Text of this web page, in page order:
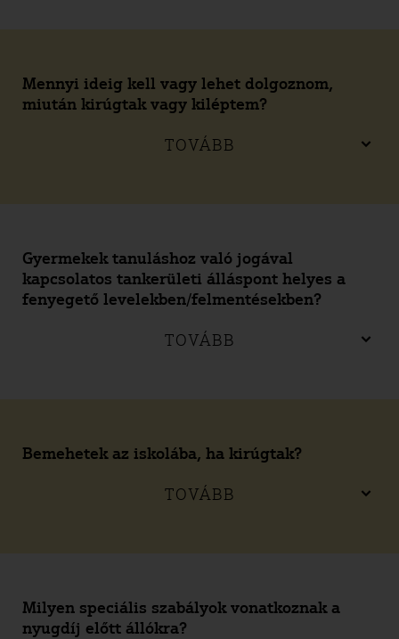
Mennyi ideig kell vagy lehet dolgoznom,
miután kirúgtak vagy kiléptem?
TOVÁBB
Gyermekek tanuláshoz való jogával
kapcsolatos tankerületi álláspont helyes a
fenyegető levelekben/felmentésekben?
TOVÁBB
Bemehetek az iskolába, ha kirúgtak?
TOVÁBB
Milyen speciális szabályok vonatkoznak a
nyugdíj előtt állókra?